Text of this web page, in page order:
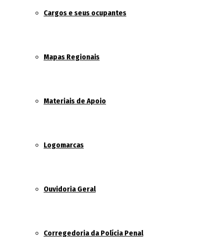
Cargos e seus ocupantes
Mapas Regionais
Materiais de Apoio
Logomarcas
Ouvidoria Geral
Corregedoria da Polícia Penal